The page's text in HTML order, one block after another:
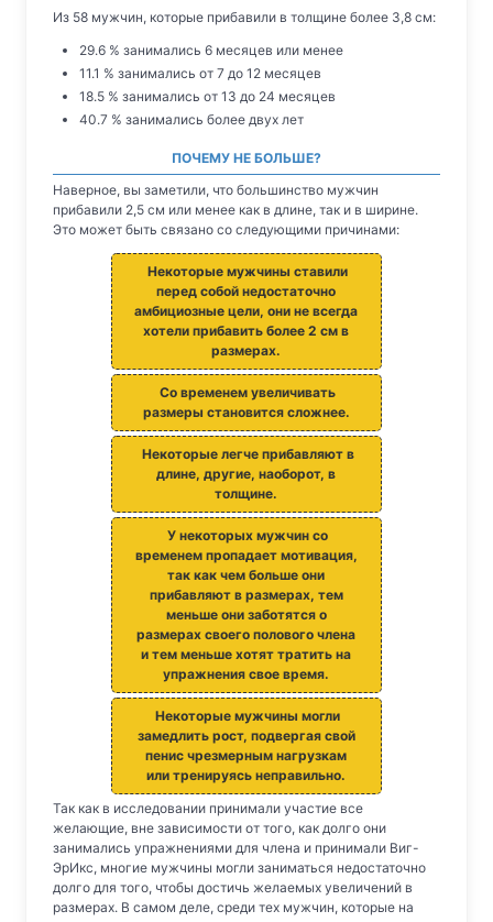
Из 58 мужчин, которые прибавили в толщине более 3,8 см:
29.6 % занимались 6 месяцев или менее
11.1 % занимались от 7 до 12 месяцев
18.5 % занимались от 13 до 24 месяцев
40.7 % занимались более двух лет
ПОЧЕМУ НЕ БОЛЬШЕ?
Наверное, вы заметили, что большинство мужчин
прибавили 2,5 см или менее как в длине, так и в ширине.
Это может быть связано со следующими причинами:
Некоторые мужчины ставили
перед собой недостаточно
амбициозные цели, они не всегда
хотели прибавить более 2 см в
размерах.
Со временем увеличивать
размеры становится сложнее.
Некоторые легче прибавляют в
длине, другие, наоборот, в
толщине.
У некоторых мужчин со
временем пропадает мотивация,
так как чем больше они
прибавляют в размерах, тем
меньше они заботятся о
размерах своего полового члена
и тем меньше хотят тратить на
упражнения свое время.
Некоторые мужчины могли
замедлить рост, подвергая свой
пенис чрезмерным нагрузкам
или тренируясь неправильно.
Так как в исследовании принимали участие все
желающие, вне зависимости от того, как долго они
занимались упражнениями для члена и принимали Виг-
ЭрИкс, многие мужчины могли заниматься недостаточно
долго для того, чтобы достичь желаемых увеличений в
размерах. В самом деле, среди тех мужчин, которые на